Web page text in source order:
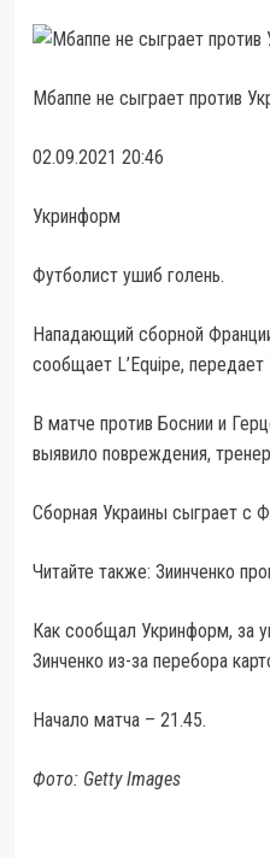
Мбаппе не сыграет против
02.09.2021 20:46
Укринформ
Футболист ушиб голень.
Нападающий сборной
сообщает L’Equipe,
В матче против Боснии и
выявило повреждения,
Сборная Украины сыграет с
Читайте также: Зиинченко
Как сообщал Укринформ, за
Зинченко из-за перебора
Начало матча – 21.45.
Фото: Getty Images